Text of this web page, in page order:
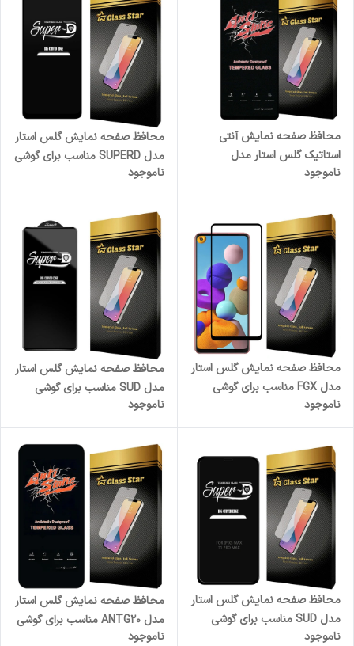
محافظ صفحه نمایش آنتی
استاتیک گلس استار مدل
موبایل سامسونگ Galaxy A15
ناموجود
محافظ صفحه نمایش گلس استار
مدل SUPERD مناسب برای گوشی
موبایل سامسونگ Galaxy A50
ناموجود
محافظ صفحه نمایش گلس استار
مدل FGX مناسب برای گوشی
موبایل سامسونگ Galaxy A21s
ناموجود
محافظ صفحه نمایش گلس استار
مدل SUD مناسب برای گوشی
موبایل شیائومی Poco X3 Pro
ناموجود
محافظ صفحه نمایش گلس استار
مدل SUD مناسب برای گوشی
موبایل اپل iPhone 11
ناموجود
محافظ صفحه نمایش گلس استار
مدل ANTG20 مناسب برای گوشی
موبایل اپل iPhone 17 Pro
ناموجود